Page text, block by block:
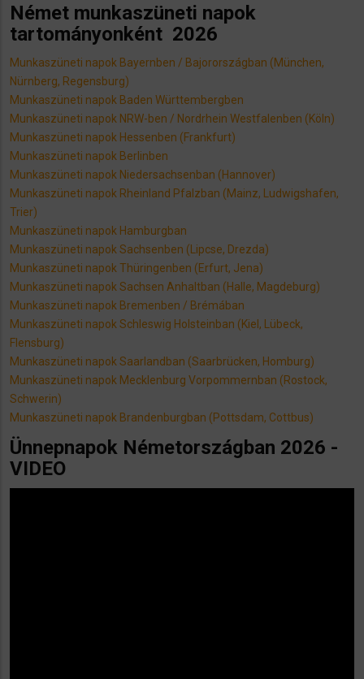
Német munkaszüneti napok
tartományonként 2026
Munkaszüneti napok Bayernben / Bajorországban (München,
Nürnberg, Regensburg)
Munkaszüneti napok Baden Württembergben
Munkaszüneti napok NRW-ben / Nordrhein Westfalenben (Köln)
Munkaszüneti napok Hessenben (Frankfurt)
Munkaszüneti napok Berlinben
Munkaszüneti napok Niedersachsenban (Hannover)
Munkaszüneti napok Rheinland Pfalzban (Mainz, Ludwigshafen,
Trier)
Munkaszüneti napok Hamburgban
Munkaszüneti napok Sachsenben (Lipcse, Drezda)
Munkaszüneti napok Thüringenben (Erfurt, Jena)
Munkaszüneti napok Sachsen Anhaltban (Halle, Magdeburg)
Munkaszüneti napok Bremenben / Brémában
Munkaszüneti napok Schleswig Holsteinban (Kiel, Lübeck,
Flensburg)
Munkaszüneti napok Saarlandban (Saarbrücken, Homburg)
Munkaszüneti napok Mecklenburg Vorpommernban (Rostock,
Schwerin)
Munkaszüneti napok Brandenburgban (Pottsdam, Cottbus)
Ünnepnapok Németországban 2026 -
VIDEO